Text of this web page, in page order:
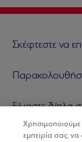
Σκέφτεστε να
Τιμολογιακή
Δείτε τις
Τα νέα μας
Είμαστε δίπλα
H Eurobank
εμπειρία σας,